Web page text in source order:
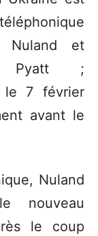
Nuland et
Pyatt ;
le 7 février
avant le
Nuland
nouveau
le coup